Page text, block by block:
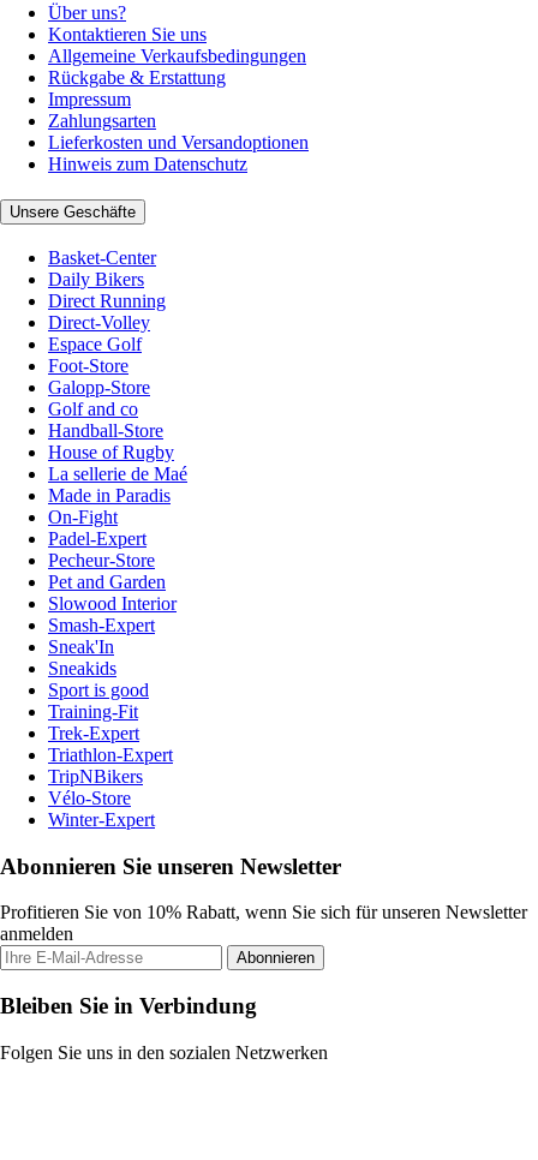
Über uns?
Kontaktieren Sie uns
Allgemeine Verkaufsbedingungen
Rückgabe & Erstattung
Impressum
Zahlungsarten
Lieferkosten und Versandoptionen
Hinweis zum Datenschutz
Unsere Geschäfte
Basket-Center
Daily Bikers
Direct Running
Direct-Volley
Espace Golf
Foot-Store
Galopp-Store
Golf and co
Handball-Store
House of Rugby
La sellerie de Maé
Made in Paradis
On-Fight
Padel-Expert
Pecheur-Store
Pet and Garden
Slowood Interior
Smash-Expert
Sneak'In
Sneakids
Sport is good
Training-Fit
Trek-Expert
Triathlon-Expert
TripNBikers
Vélo-Store
Winter-Expert
Abonnieren Sie unseren Newsletter
Profitieren Sie von 10% Rabatt, wenn Sie sich für unseren Newsletter
anmelden
Abonnieren
Bleiben Sie in Verbindung
Folgen Sie uns in den sozialen Netzwerken